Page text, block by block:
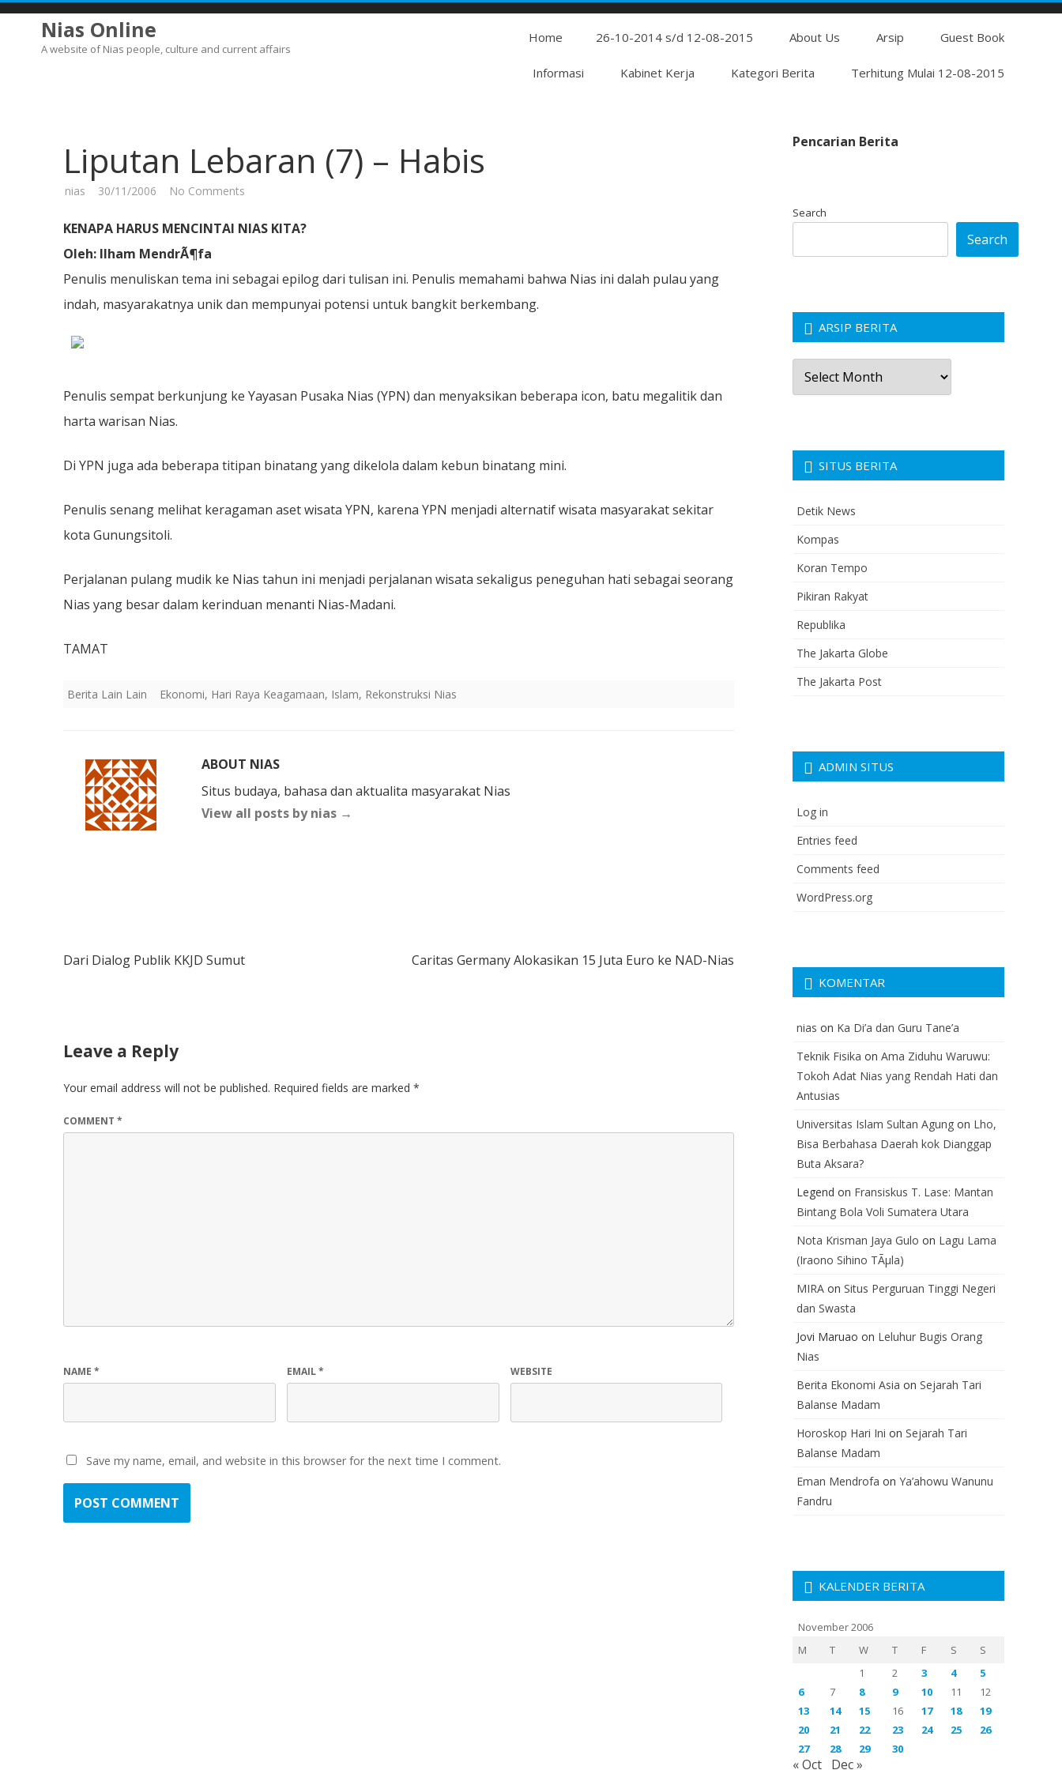
Nias Online
A website of Nias people, culture and current affairs
to
Home 26-10-2014 s/d 12-08-2015 About Us Arsip Guest Book
Informasi Kabinet Kerja Kategori Berita Terhitung Mulai 12-08-2015
Liputan Lebaran (7) – Habis
nias 30/11/2006 No Comments
(7)
–
KENAPA HARUS MENCINTAI NIAS KITA?
Oleh: Ilham MendrÃ¶fa
Penulis menuliskan tema ini sebagai epilog dari tulisan ini. Penulis memahami bahwa Nias ini dalah pulau yang
indah, masyarakatnya unik dan mempunyai potensi untuk bangkit berkembang.
Penulis sempat berkunjung ke Yayasan Pusaka Nias (YPN) dan menyaksikan beberapa icon, batu megalitik dan
harta warisan Nias.
Di YPN juga ada beberapa titipan binatang yang dikelola dalam kebun binatang mini.
Penulis senang melihat keragaman aset wisata YPN, karena YPN menjadi alternatif wisata masyarakat sekitar
kota Gunungsitoli.
Perjalanan pulang mudik ke Nias tahun ini menjadi perjalanan wisata sekaligus peneguhan hati sebagai seorang
Nias yang besar dalam kerinduan menanti Nias-Madani.
TAMAT
Berita Lain Lain Ekonomi, Hari Raya Keagamaan, Islam, Rekonstruksi Nias
ABOUT NIAS
Situs budaya, bahasa dan aktualita masyarakat Nias
View all posts by nias →
Post
Dari Dialog Publik KKJD Sumut Caritas Germany Alokasikan 15 Juta Euro ke NAD-Nias
Leave a Reply
Your email address will not be published. Required fields are marked *
COMMENT *
NAME * EMAIL* WEBSITE
Save my name, email, and website in this browser for the next time I comment.
Pencarian Berita
Search
Search
ARSIP BERITA
Arsip
Berita
SITUS BERITA
Detik News
Kompas
Koran Tempo
Pikiran Rakyat
Republika
The Jakarta Globe
The Jakarta Post
ADMIN SITUS
Log in
Entries feed
Comments feed
WordPress.org
KOMENTAR
nias on Ka Di’a dan Guru Tane’a
Teknik Fisika on Ama Ziduhu Waruwu:
Tokoh Adat Nias yang Rendah Hati dan
Antusias
Universitas Islam Sultan Agung on Lho,
Bisa Berbahasa Daerah kok Dianggap
Buta Aksara?
Legend on Fransiskus T. Lase: Mantan
Bintang Bola Voli Sumatera Utara
Nota Krisman Jaya Gulo on Lagu Lama
(Iraono Sihino TÃµla)
MIRA on Situs Perguruan Tinggi Negeri
dan Swasta
Jovi Maruao on Leluhur Bugis Orang
Nias
Berita Ekonomi Asia on Sejarah Tari
Balanse Madam
Horoskop Hari Ini on Sejarah Tari
Balanse Madam
Eman Mendrofa on Ya’ahowu Wanunu
Fandru
KALENDER BERITA
November 2006
M
T W T F S
S
1
2 3 4
5
6
7 8 9 10 11
12
13
14 15 16 17 18
19
20
21 22 23 24 25
26
27
28 29 30
« Oct Dec »